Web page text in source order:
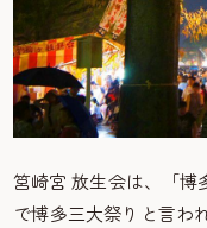
筥崎宮 放生会は、「博
で博多三大祭りと言わ